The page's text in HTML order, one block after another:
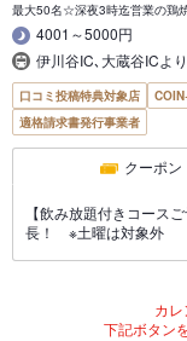
最大50名☆深夜3時迄営業の鶏
4001～5000円
伊川谷IC､大蔵谷ICよ
口コミ投稿特典対象店
適格請求書発行事業者
クーポン
【飲み放題付きコース
長！ ※土曜は対象外
カレ
下記ボタン